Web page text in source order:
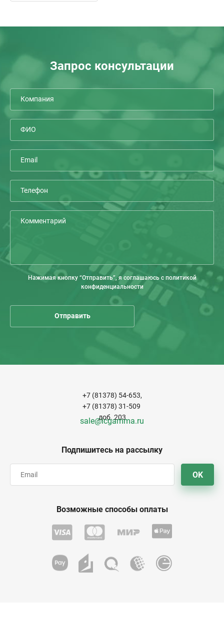
Запрос консультации
Нажимая кнопку “Отправить”, я соглашаюсь с политикой
конфиденциальности
Подпишитесь на рассылку
OK
+7 (81378) 54-653,
+7 (81378) 31-509
доб. 203
sale@icgamma.ru
Возможные способы оплаты